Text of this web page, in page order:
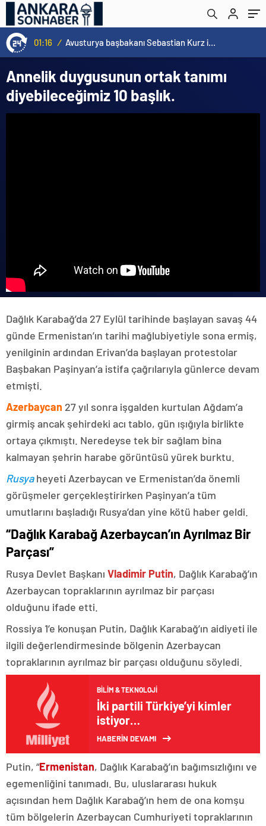
01:16 / Avusturya başbakanı Sebastian Kurz ile ilgili bilinmeyenler
Annelik duygusunun ortak tanımı
diyebileceğimiz 10 başlık.
Dağlık Karabağ’da 27 Eylül tarihinde başlayan savaş 44
günde Ermenistan’ın tarihi mağlubiyetiyle sona ermiş,
yenilginin ardından Erivan’da başlayan protestolar
Başbakan Paşinyan’a istifa çağrılarıyla günlerce devam
etmişti.
Azerbaycan 27 yıl sonra işgalden kurtulan Ağdam’a
girmiş ancak şehirdeki acı tablo, gün ışığıyla birlikte
ortaya çıkmıştı. Neredeyse tek bir sağlam bina
kalmayan şehrin harabe görüntüsü yürek burktu.
Rusyaheyeti Azerbaycan ve Ermenistan’da önemli
görüşmeler gerçekleştirirken Paşinyan’a tüm
umutlarını başladığı Rusya’dan yine kötü haber geldi.
“Dağlık Karabağ Azerbaycan’ın Ayrılmaz Bir
Parçası”
Rusya Devlet Başkanı Vladimir Putin, Dağlık Karabağ’ın
Azerbaycan topraklarının ayrılmaz bir parçası
olduğunu ifade etti.
Rossiya 1’e konuşan Putin, Dağlık Karabağ’ın aidiyeti ile
ilgili değerlendirmesinde bölgenin Azerbaycan
topraklarının ayrılmaz bir parçası olduğunu söyledi.
BILIM & TEKNOLOJI
İki partili Türkiye’yi kimler
istiyor…
HABERİN DEVAMI
Putin, “Ermenistan, Dağlık Karabağ’ın bağımsızlığını ve
egemenliğini tanımadı. Bu, uluslararası hukuk
açısından hem Dağlık Karabağ’ın hem de ona komşu
tüm bölgelerin Azerbaycan Cumhuriyeti topraklarının